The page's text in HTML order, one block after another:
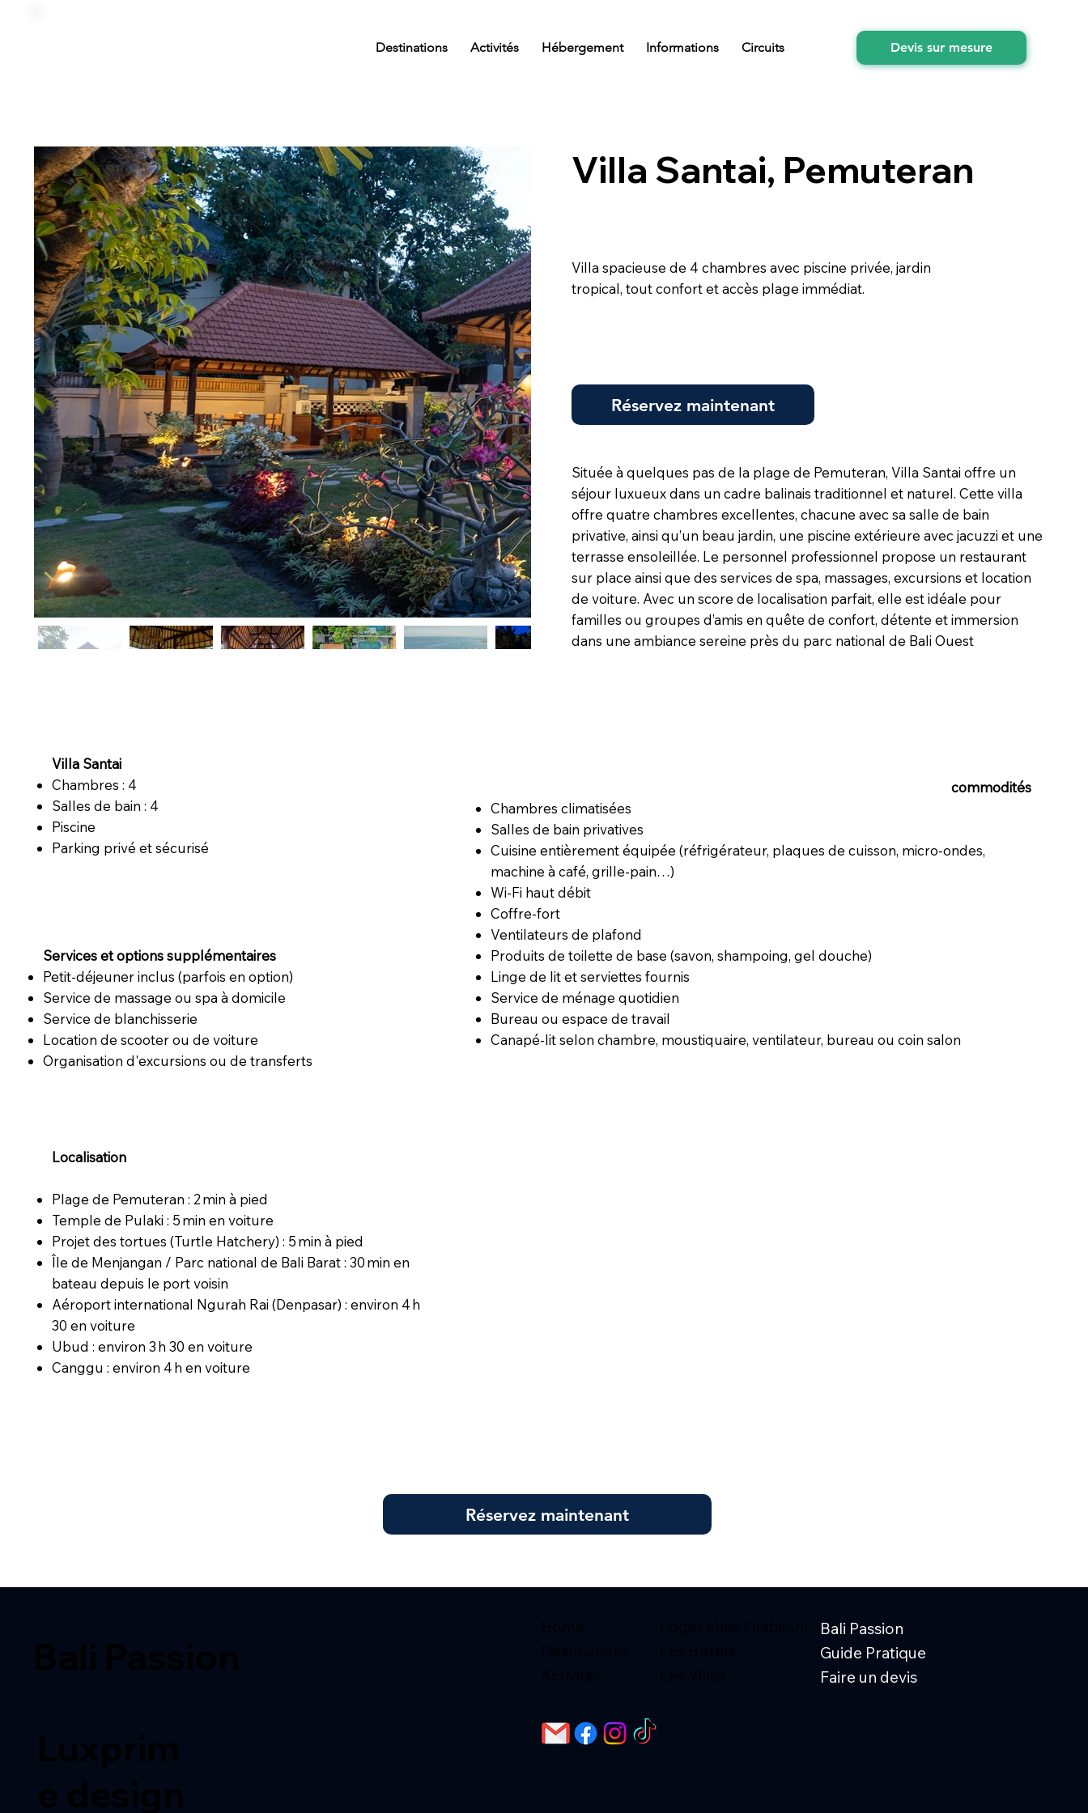
Destinations Activités Hébergement Informations Circuits Devis sur mesure
Villa Santai, Pemuteran
Villa spacieuse de 4 chambres avec piscine privée, jardin
tropical, tout confort et accès plage immédiat.
Réservez maintenant
Située à quelques pas de la plage de Pemuteran, Villa Santai offre un
séjour luxueux dans un cadre balinais traditionnel et naturel. Cette villa
offre quatre chambres excellentes, chacune avec sa salle de bain
privative, ainsi qu’un beau jardin, une piscine extérieure avec jacuzzi et une
terrasse ensoleillée. Le personnel professionnel propose un restaurant
sur place ainsi que des services de spa, massages, excursions et location
de voiture. Avec un score de localisation parfait, elle est idéale pour
familles ou groupes d’amis en quête de confort, détente et immersion
dans une ambiance sereine près du parc national de Bali Ouest
Villa Santai
Chambres : 4
Salles de bain : 4
Piscine
Parking privé et sécurisé
commodités
Chambres climatisées
Salles de bain privatives
Cuisine entièrement équipée (réfrigérateur, plaques de cuisson, micro-ondes,
machine à café, grille-pain…)
Wi-Fi haut débit
Coffre-fort
Ventilateurs de plafond
Produits de toilette de base (savon, shampoing, gel douche)
Linge de lit et serviettes fournis
Service de ménage quotidien
Bureau ou espace de travail
Canapé-lit selon chambre, moustiquaire, ventilateur, bureau ou coin salon
Services et options supplémentaires
Petit-déjeuner inclus (parfois en option)
Service de massage ou spa à domicile
Service de blanchisserie
Location de scooter ou de voiture
Organisation d'excursions ou de transferts
Localisation
Plage de Pemuteran : 2 min à pied
Temple de Pulaki : 5 min en voiture
Projet des tortues (Turtle Hatchery) : 5 min à pied
Île de Menjangan / Parc national de Bali Barat : 30 min en
bateau depuis le port voisin
Aéroport international Ngurah Rai (Denpasar) : environ 4 h
30 en voiture
Ubud : environ 3 h 30 en voiture
Canggu : environ 4 h en voiture
Réservez maintenant
Bali Passion
Guide Pratique
Faire un devis